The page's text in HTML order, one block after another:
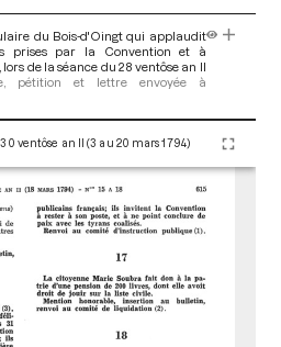
du Bois-d'Oingt qui applaudit
prises par la Convention et à
de la séance du 28 ventôse an II
pétition et lettre envoyée à
ventôse an II (3 au 20 mars 1794)